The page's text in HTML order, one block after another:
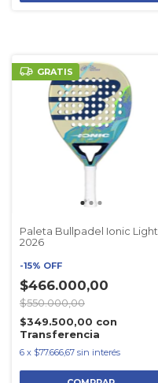
GRATIS
Paleta Bullpadel Ionic Light
2026
-15% OFF
$466.000,00
$550.000,00
$349.500,00 con
Transferencia
6 x $77.666,67 sin interés